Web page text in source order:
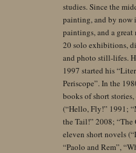
studies. Since the
painting, and by now
paintings, and a
20 solo exhibitions,
and photo still-lifes.
1997 started his
Periscope”. In the
books of short
(“Hello, Fly!” 1991;
the Tail!” 2008;
eleven short novels
“Paolo and Rem”,